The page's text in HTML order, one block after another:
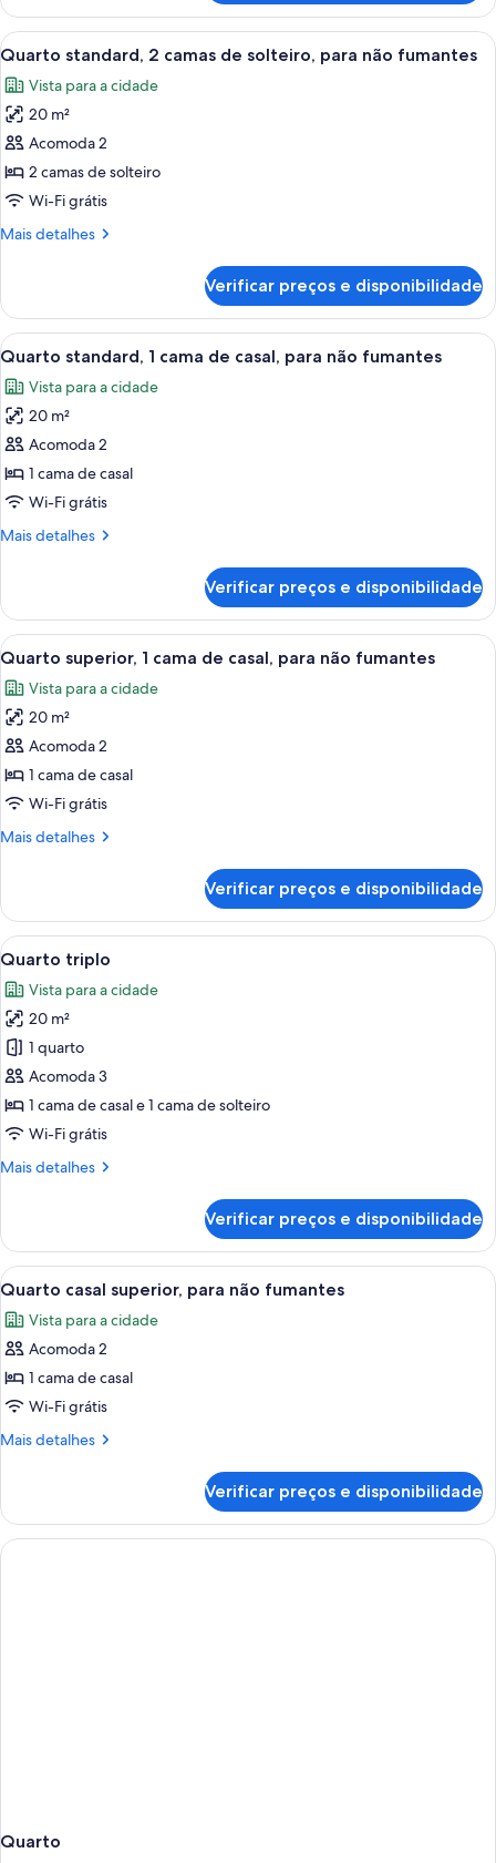
solteiro
(Compact)
Carrega
todas
as
fotos
de
Quarto
standard,
camas
para
não
fumantes
Quarto de hotel moderno com uma
14
Quarto standard, 2 camas de solteiro, para não fumantes
Vista para a cidade
20 m²
Acomoda 2
2 camas de solteiro
Wi-Fi grátis
Mais detalhes
Mais
standard,
camas
solteiro,
para
não
fumantes
Verificar preços e disponibilidade
Carrega
todas
as
fotos
de
Quarto
standard,
cama
para
não
fumantes
Quarto de hotel com duas camas,
14
Quarto standard, 1 cama de casal, para não fumantes
Vista para a cidade
20 m²
Acomoda 2
1 cama de casal
Wi-Fi grátis
Mais detalhes
Mais
standard,
cama
casal,
para
não
fumantes
Verificar preços e disponibilidade
Carrega
todas
as
fotos
de
Quarto
superior,
cama
para
não
fumantes
Uma fileira de casas coloridas com
9
Quarto superior, 1 cama de casal, para não fumantes
Vista para a cidade
20 m²
Acomoda 2
1 cama de casal
Wi-Fi grátis
Mais detalhes
Mais
superior,
cama
casal,
para
não
fumantes
Verificar preços e disponibilidade
Carrega
todas
as
fotos
de
Quarto
triplo
Quarto triplo | Cortinas blackout,
8
Quarto triplo
Vista para a cidade
20 m²
1 quarto
Acomoda 3
1 cama de casal e 1 cama de solteiro
Wi-Fi grátis
Mais detalhes
Mais
triplo
Verificar preços e disponibilidade
Carrega
todas
as
fotos
de
Quarto
casal
não
fumantes
Quarto de hotel com cama,
11
Quarto casal superior, para não fumantes
Vista para a cidade
Acomoda 2
1 cama de casal
Wi-Fi grátis
Mais detalhes
Mais
casal
superior,
para
Verificar preços e disponibilidade
Quarto